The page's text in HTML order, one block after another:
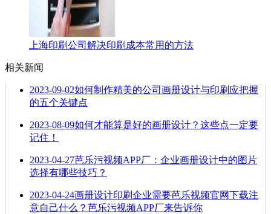
上海印刷公司解决印刷成本常用的方法
相关新闻
2023-09-02如何制作精美的公司画册设计与印刷应把握
的五个关键点
2023-08-09如何才能算是好的画册设计？这些点一定要
记住！
2023-04-27芭乐污视频APP厂：企业画册设计中的图片
选择有哪些技巧？
2023-04-24画册设计印刷企业需要芭乐视频官网下载注
意自己什么？芭乐污视频APP厂来告诉你